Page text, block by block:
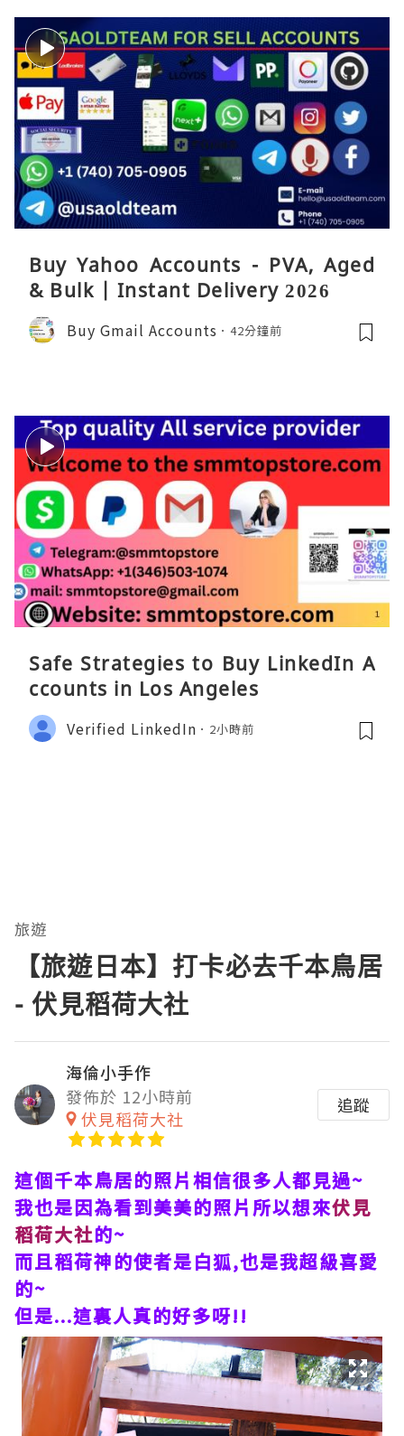
Buy Yahoo Accounts - PVA, Aged
& Bulk | Instant Delivery 2026
Buy Gmail Accounts 42分鐘前
Safe Strategies to Buy LinkedIn A
ccounts in Los Angeles
Verified LinkedIn 2小時前
旅遊
【旅遊日本】打卡必去千本鳥居
- 伏見稻荷大社
海倫小手作
發佈於 12小時前
伏見稻荷大社
追蹤
這個千本鳥居的照片相信很多人都見過~
我也是因為看到美美的照片所以想來伏見
稻荷大社的~
而且稻荷神的使者是白狐,也是我超級喜愛
的~
但是...這裏人真的好多呀!!